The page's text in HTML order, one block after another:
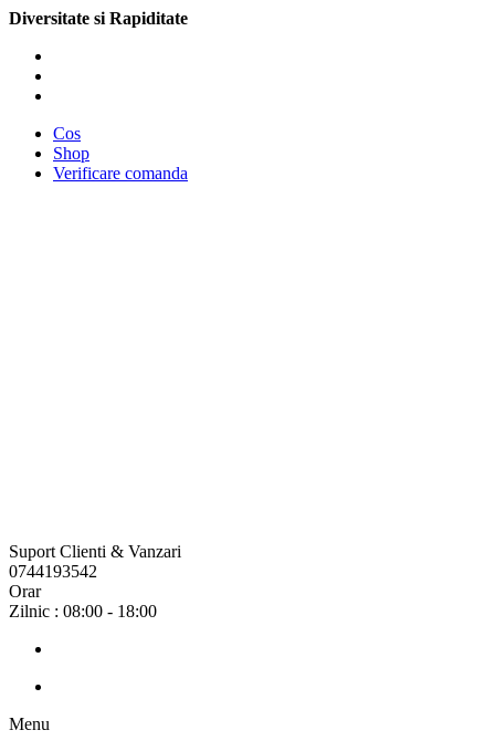
Diversitate si Rapiditate
Cos
Shop
Verificare comanda
Suport Clienti & Vanzari
0744193542
Orar
Zilnic : 08:00 - 18:00
Menu